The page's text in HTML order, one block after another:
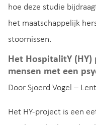
hoe deze studie
het maatschappelijk
stoornissen.
Het HospitalitY
mensen met een
Door Sjoerd Vogel –
Het HY-project is een